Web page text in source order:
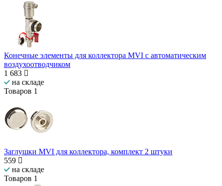
Конечные элементы для коллектора MVI с автоматическим
воздухоотводчиком
1 683
на складе
Товаров 1
Заглушки MVI для коллектора, комплект 2 штуки
559
на складе
Товаров 1